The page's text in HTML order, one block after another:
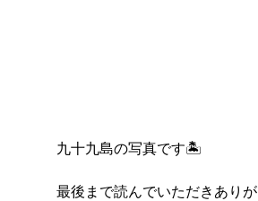
九十九島の写真です🏝️
最後まで読んでいただきあり